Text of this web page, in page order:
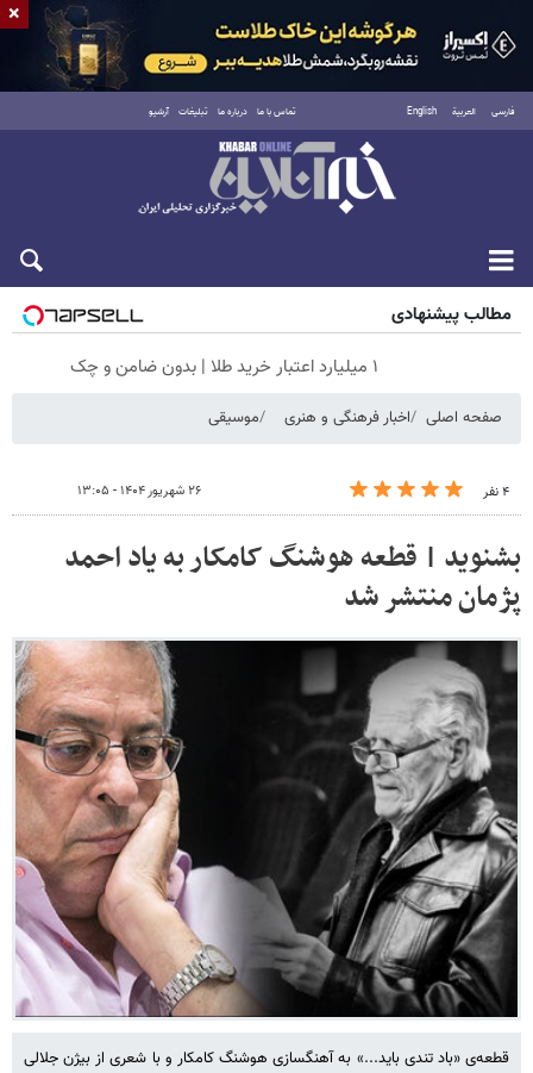
فارسی العربية English تماس با ما درباره ما تبلیغات آرشیو
جمعه ۱۶ مرداد ۱۴۰۵
مطالب پیشنهادی
۱ میلیارد اعتبار خرید طلا | بدون ضامن و چک
صفحه اصلی اخبار فرهنگی و هنری موسیقی
۴ نفر ۲۶ شهریور ۱۴۰۴ - ۱۳:۰۵
بشنوید | قطعه هوشنگ کامکار به یاد احمد
پژمان منتشر شد
قطعه‌ی «باد تندی باید...» به آهنگسازی هوشنگ کامکار و با شعری از بیژن جلالی
×